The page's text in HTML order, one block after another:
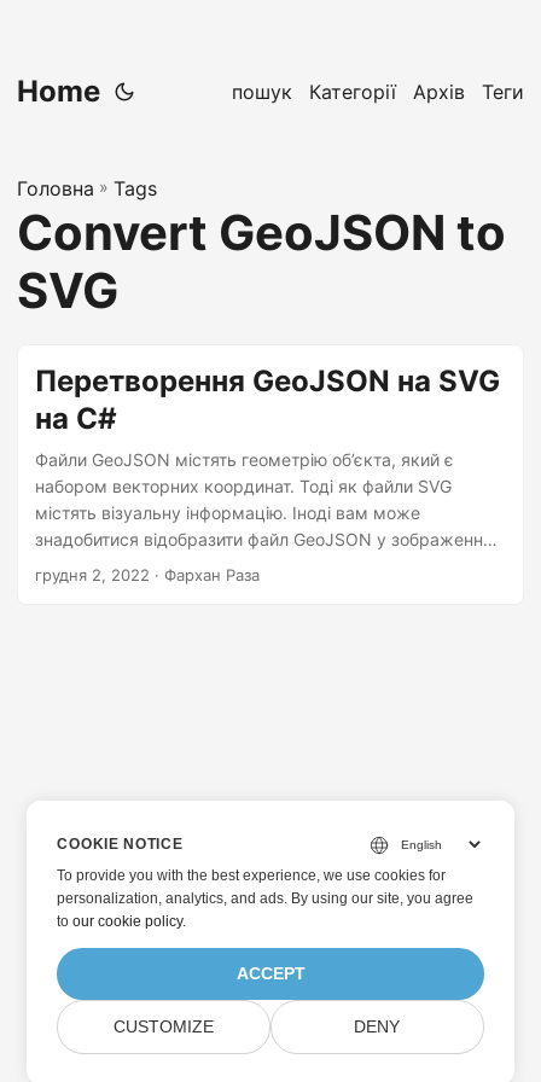
Home пошук Категорії Архів Теги
Головна » Tags
Convert GeoJSON to
SVG
Перетворення GeoJSON на SVG
на C#
Файли GeoJSON містять геометрію об’єкта, який є
набором векторних координат. Тоді як файли SVG
містять візуальну інформацію. Іноді вам може
знадобитися відобразити файл GeoJSON у зображення
масштабованої векторної графіки SVG. Дотримуючись
грудня 2, 2022 · Фархан Раза
COOKIE NOTICE
To provide you with the best experience, we use cookies for
personalization, analytics, and ads. By using our site, you agree
toour cookie policy.
ACCEPT
CUSTOMIZE DENY